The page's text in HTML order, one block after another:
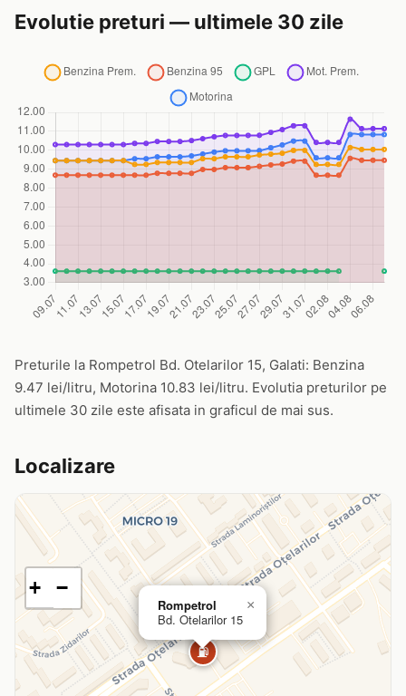
Evolutie preturi — ultimele 30 zile
Preturile la Rompetrol Bd. Otelarilor 15, Galati: Benzina
9.47 lei/litru, Motorina 10.83 lei/litru. Evolutia preturilor pe
ultimele 30 zile este afisata in graficul de mai sus.
Localizare
⛽
Rompetrol
Bd. Otelarilor 15
×
+ −